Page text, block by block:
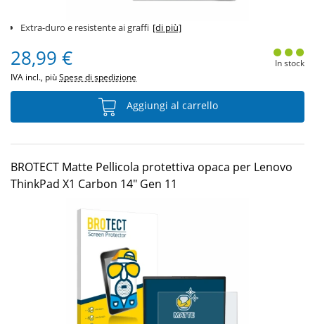
Extra-duro e resistente ai graffi [di più]
28,99 €
IVA incl., piùSpese di spedizione
In stock
Aggiungi al carrello
BROTECT Matte Pellicola protettiva opaca per Lenovo
ThinkPad X1 Carbon 14" Gen 11